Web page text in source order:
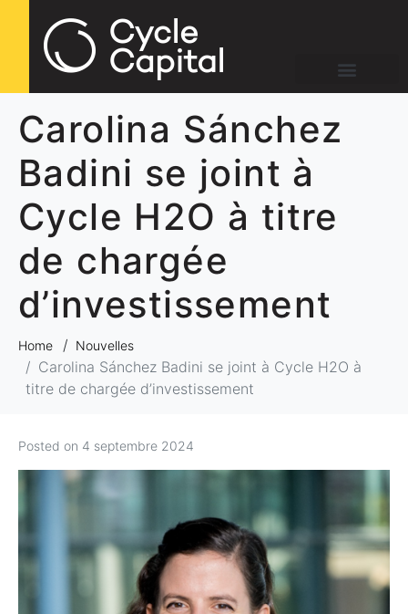
Carolina Sánchez
Badini se joint à
Cycle H2O à titre
de chargée
d’investissement
Home Nouvelles
Carolina Sánchez Badini se joint à Cycle H2O à
titre de chargée d’investissement
Posted on 4 septembre 2024